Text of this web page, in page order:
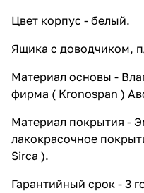
Цвет корпус - белый.
Ящика с доводчиком,
Материал основы -
фирма ( Kronospan )
Материал покрытия -
лакокрасочное
Sirca ).
Гарантийный срок - 3